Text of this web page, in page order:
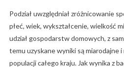
Podział uwzględniał zróżnicowanie
płeć, wiek, wykształcenie, wielkość
udział gospodarstw domowych, z
temu uzyskane wyniki są miarodajne
populacji całego kraju. Jak wynika z